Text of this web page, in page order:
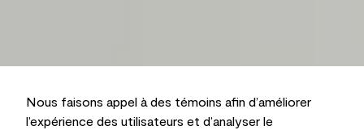
Nous faisons appel à des témoins afin d’améliorer
l’expérience des utilisateurs et d’analyser le